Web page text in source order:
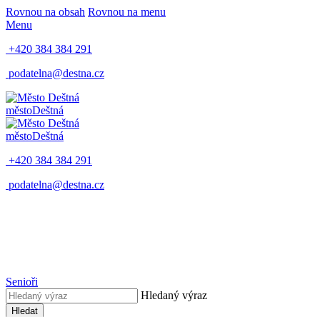
Rovnou na obsah Rovnou na menu
Menu
+420 384 384 291
podatelna@destna.cz
městoDeštná
městoDeštná
+420 384 384 291
podatelna@destna.cz
Senioři
Hledaný výraz
Hledat